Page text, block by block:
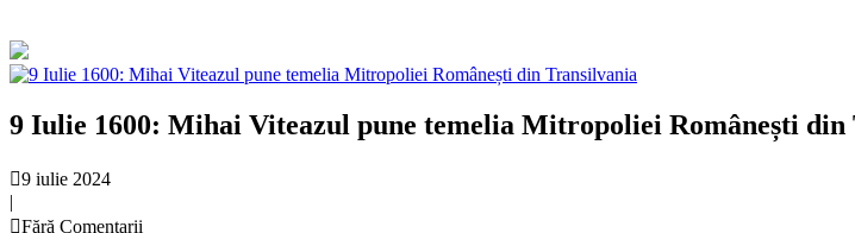
9 Iulie 1600: Mihai Viteazul pune temelia Mitropoliei Românești din
9 iulie 2024
|
Fără Comentarii